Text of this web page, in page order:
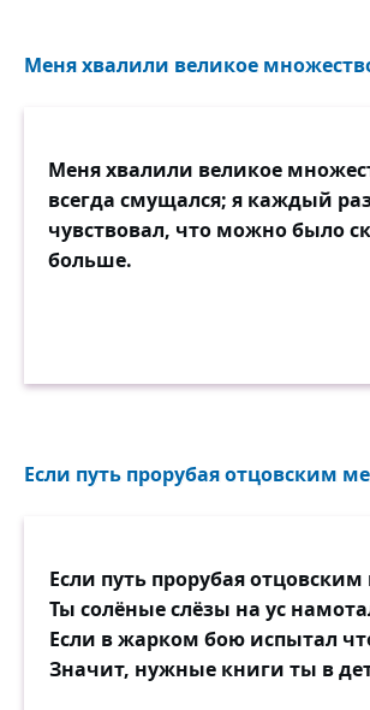
Меня хвалили великое
Меня хвалили великое
всегда смущался; я каждый
чувствовал, что можно было
больше.
Если путь прорубая отцовским
Если путь прорубая
Ты солёные слёзы на ус
Если в жарком бою испытал
Значит, нужные книги ты в